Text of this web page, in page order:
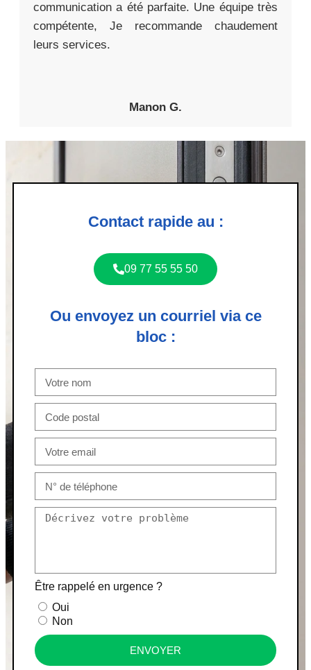
communication a été parfaite. Une équipe très
compétente, Je recommande chaudement
leurs services.
Manon G.
Contact rapide au :
09 77 55 55 50
Ou envoyez un courriel via ce
bloc :
Être rappelé en urgence ?
Oui
Non
ENVOYER